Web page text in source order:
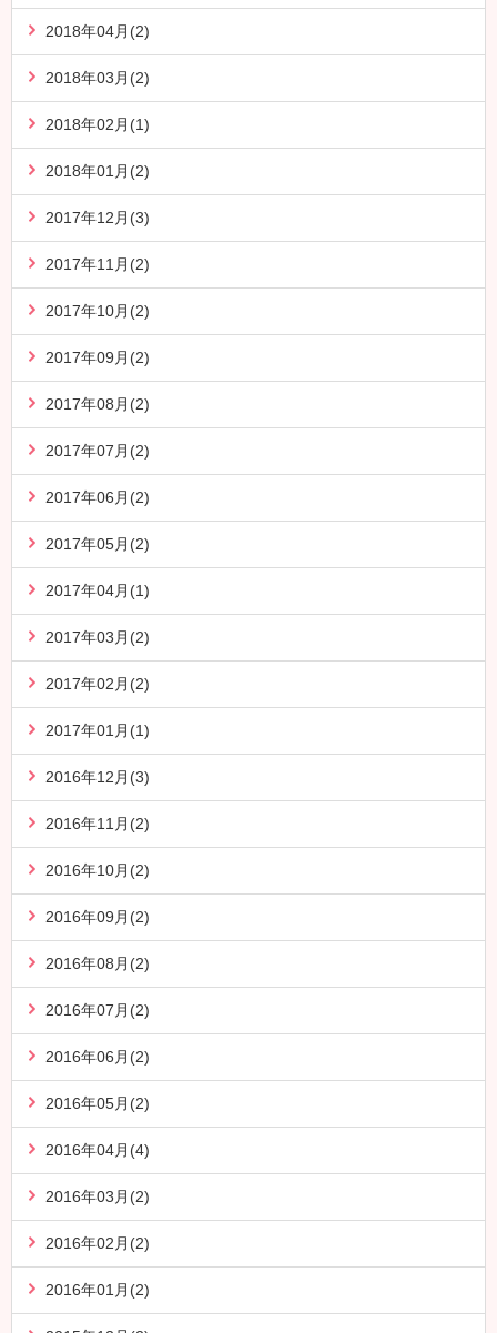
2018年04月(2)
2018年03月(2)
2018年02月(1)
2018年01月(2)
2017年12月(3)
2017年11月(2)
2017年10月(2)
2017年09月(2)
2017年08月(2)
2017年07月(2)
2017年06月(2)
2017年05月(2)
2017年04月(1)
2017年03月(2)
2017年02月(2)
2017年01月(1)
2016年12月(3)
2016年11月(2)
2016年10月(2)
2016年09月(2)
2016年08月(2)
2016年07月(2)
2016年06月(2)
2016年05月(2)
2016年04月(4)
2016年03月(2)
2016年02月(2)
2016年01月(2)